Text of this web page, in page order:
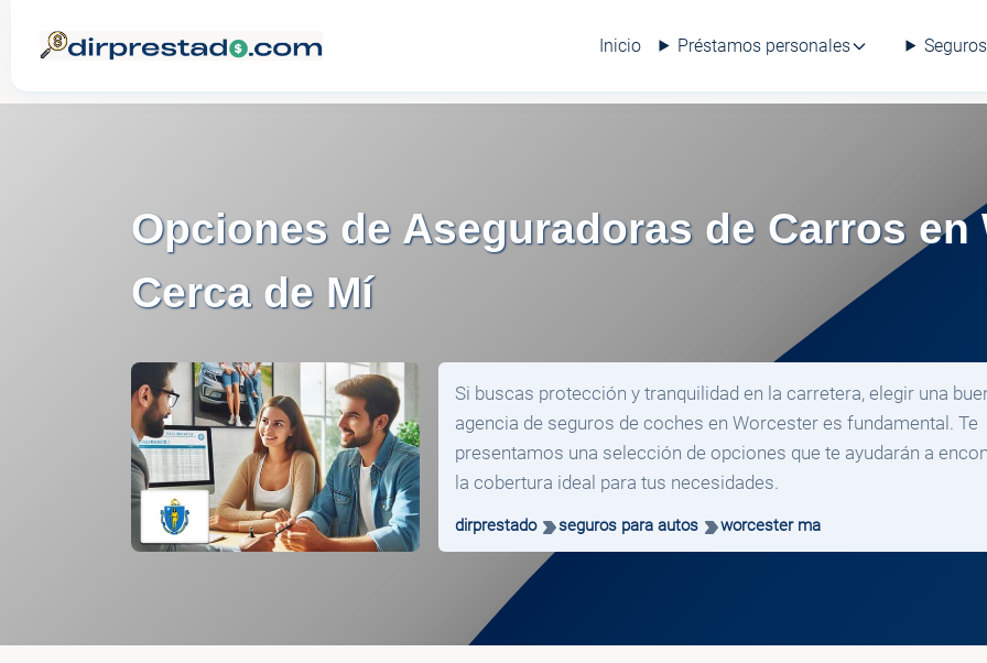
Inicio Préstamos personales
Opciones de Aseguradoras de Carros en
Cerca de Mí
Si buscas protección y tranquilidad en la carretera, elegir una
agencia de seguros de coches en Worcester es fundamental. Te
presentamos una selección de opciones que te ayudarán a
la cobertura ideal para tus necesidades.
dirprestado seguros para autos worcester ma